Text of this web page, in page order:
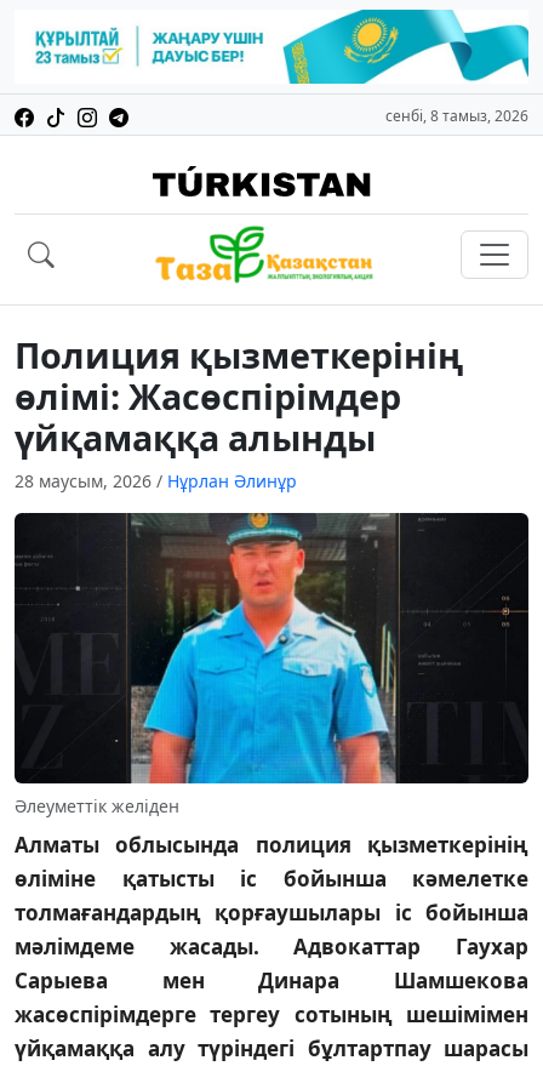
сенбі, 8 тамыз, 2026
Полиция қызметкерінің
өлімі: Жасөспірімдер
үйқамаққа алынды
28 маусым, 2026 / Нұрлан Әлинұр
Әлеуметтік желіден
Алматы облысында полиция қызметкерінің
өліміне қатысты іс бойынша кәмелетке
толмағандардың қорғаушылары іс бойынша
мәлімдеме жасады. Адвокаттар Гаухар
Сарыева мен Динара Шамшекова
жасөспірімдерге тергеу сотының шешімімен
үйқамаққа алу түріндегі бұлтартпау шарасы